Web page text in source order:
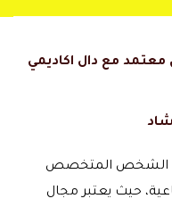
مع دال اكاديمي
الشخص المتخصص
حيث يعتبر مجال